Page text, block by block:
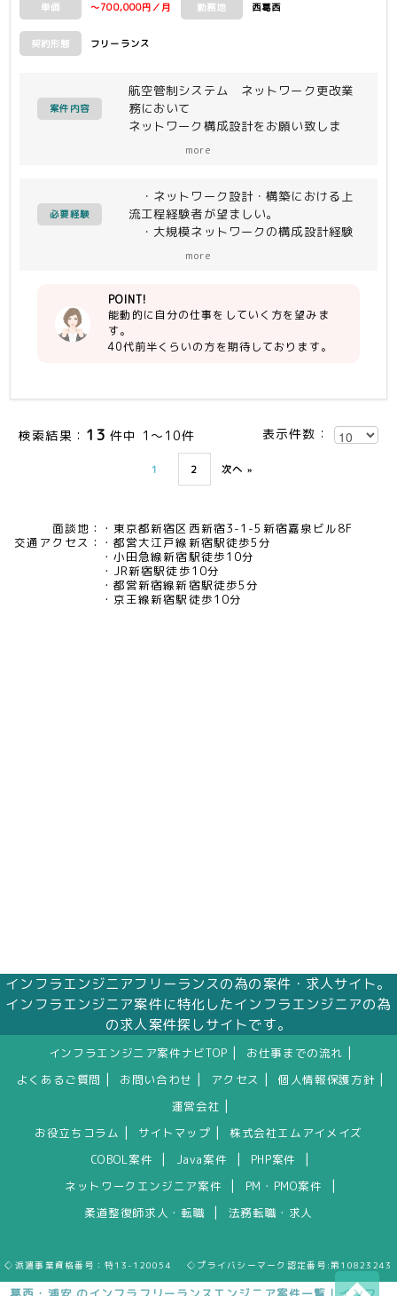
単価 ～700,000円／月 勤務地 西葛西
契約形態 フリーランス
案件内容
航空管制システム ネットワーク更改業
務において
ネットワーク構成設計をお願い致しま
使用機器は「Alaaxala」のAXシリーズ
中心になります。
more
必要経験
・ネットワーク設計・構築における上
流工程経験者が望ましい。
・大規模ネットワークの構成設計経験
・ベンダーコントロール経験者が望ま
しい。
more
POINT!
能動的に自分の仕事をしていく方を望みま
す。
40代前半くらいの方を期待しております。
検索結果： 13 件中 1～10件 表示件数：
1 2 次へ »
面談地：
東京都新宿区西新宿3-1-5新宿嘉泉ビル8F
交通アクセス：
都営大江戸線新宿駅徒歩5分
小田急線新宿駅徒歩10分
JR新宿駅徒歩10分
都営新宿線新宿駅徒歩5分
京王線新宿駅徒歩10分
インフラエンジニアフリーランスの為の案件・求人サイト。
インフラエンジニア案件に特化したインフラエンジニアの為
の求人案件探しサイトです。
インフラエンジニア案件ナビTOP お仕事までの流れ
よくあるご質問 お問い合わせ アクセス 個人情報保護方針
運営会社
お役立ちコラム サイトマップ
株式会社エムアイメイズ
COBOL案件
Java案件 PHP案件
ネットワークエンジニア案件 PM・PMO案件
柔道整復師求人・転職 法務転職・求人
◇派遣事業資格番号：特13-120054 ◇プライバシーマーク認定番号:第10823243